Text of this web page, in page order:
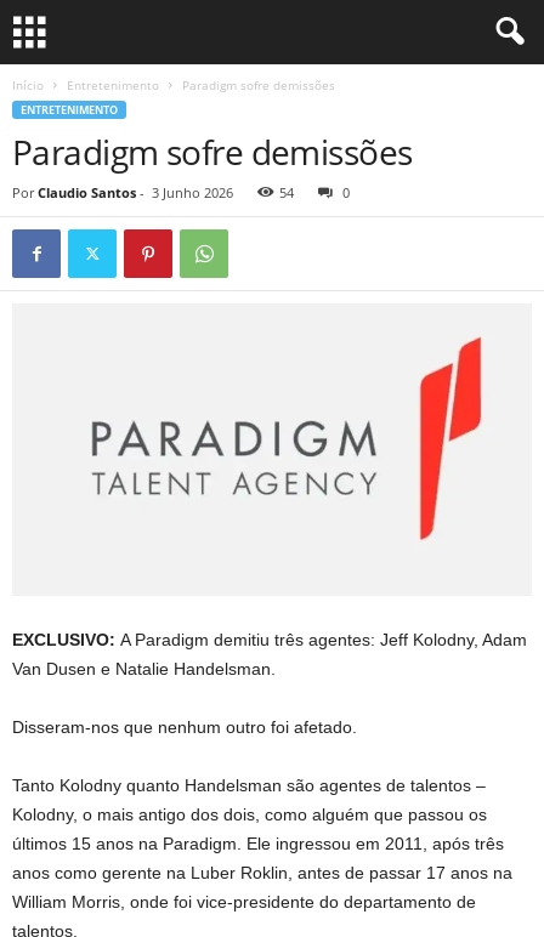
Início Entretenimento Paradigm sofre demissões
ENTRETENIMENTO
Paradigm sofre demissões
Por Claudio Santos - 3 Junho 2026 54 0
EXCLUSIVO: A Paradigm demitiu três agentes: Jeff Kolodny, Adam
Van Dusen e Natalie Handelsman.
Disseram-nos que nenhum outro foi afetado.
Tanto Kolodny quanto Handelsman são agentes de talentos –
Kolodny, o mais antigo dos dois, como alguém que passou os
últimos 15 anos na Paradigm. Ele ingressou em 2011, após três
anos como gerente na Luber Roklin, antes de passar 17 anos na
William Morris, onde foi vice-presidente do departamento de
talentos.